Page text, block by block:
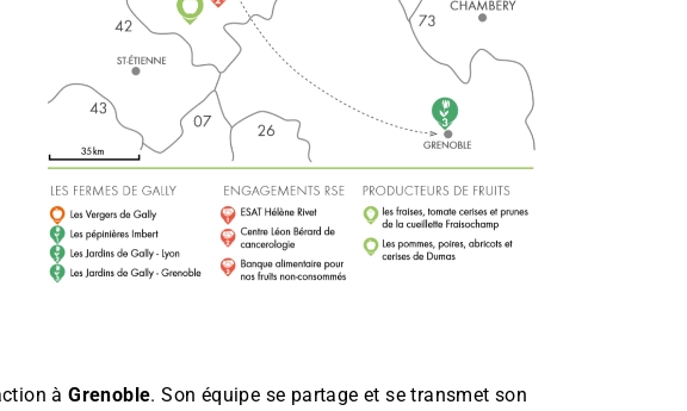
àGrenoble. Son équipe se partage et se transmet son